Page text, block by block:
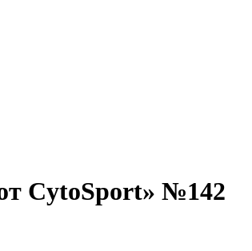
CytoSport» №142